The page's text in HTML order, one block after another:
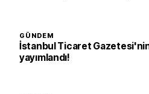
GÜNDEM
İstanbul Ticaret Gazetesi'nin
yayımlandı!